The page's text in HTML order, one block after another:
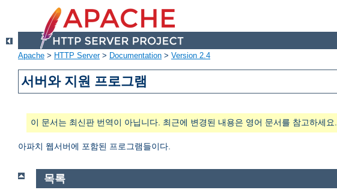
Apache > HTTP Server> Documentation > Version 2.4
서버와 지원 프로그램
이 문서는 최신판 번역이 아닙니다. 최근에 변경된 내용은 영어 문서를 참고하세요.
아파치 웹서버에 포함된 프로그램들이다.
목록